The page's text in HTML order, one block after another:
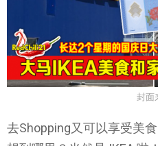
封面
去Shopping又可以享受美